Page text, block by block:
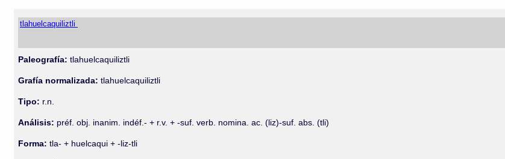
tlahuelcaquiliztli
Paleografía: tlahuelcaquiliztli
Grafía normalizada: tlahuelcaquiliztli
Tipo: r.n.
Análisis: préf. obj. inanim. indéf.- + r.v. + -suf. verb. nomina. ac. (liz)-suf. abs. (tli)
Forma: tla- + huelcaqui + -liz-tli